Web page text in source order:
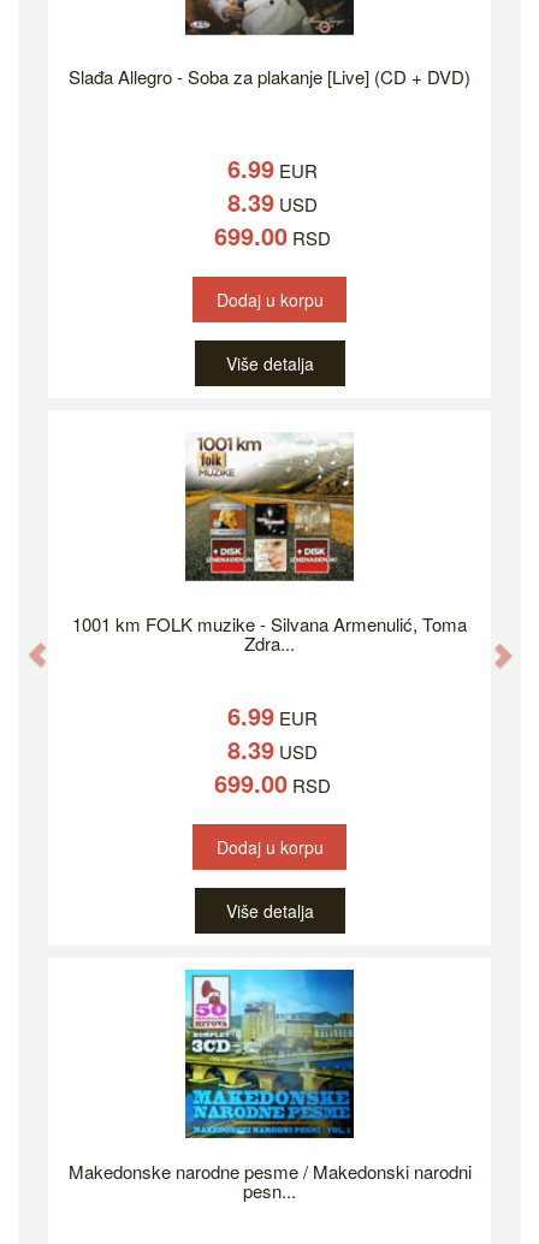
Slađa Allegro - Soba za plakanje [Live] (CD + DVD)
6.99 EUR
8.39 USD
699.00 RSD
Dodaj u korpu
Više detalja
1001 km FOLK muzike - Silvana Armenulić, Toma
Zdra...
6.99 EUR
8.39 USD
699.00 RSD
Dodaj u korpu
Više detalja
Makedonske narodne pesme / Makedonski narodni
pesn...